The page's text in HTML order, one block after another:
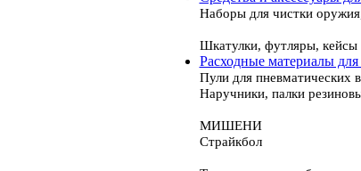
Наборы для чистки
Шкатулки, футляры, кейсы
Расходные материалы
Пули для пневматических
Наручники, палки
МИШЕНИ
Страйкбол